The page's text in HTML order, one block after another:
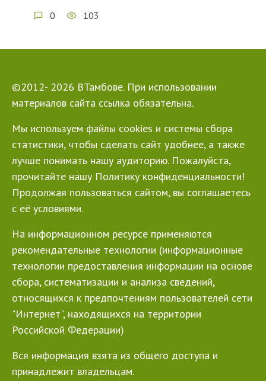
0 103
©2012- 2026 ВТамбове. При использовании
материалов сайта ссылка обязательна.
Мы используем файлы cookies и системы сбора
статистики, чтобы сделать сайт удобнее, а также
лучше понимать нашу аудиторию. Пожалуйста,
прочитайте нашу Политику конфиденциальности!
Продолжая пользоваться сайтом, вы соглашаетесь
с её условиями.
На информационном ресурсе применяются
рекомендательные технологии (информационные
технологии предоставления информации на основе
сбора, систематизации и анализа сведений,
относящихся к предпочтениям пользователей сети
"Интернет", находящихся на территории
Российской Федерации)
Вся информация взята из общего доступа и
принадлежит владельцам.